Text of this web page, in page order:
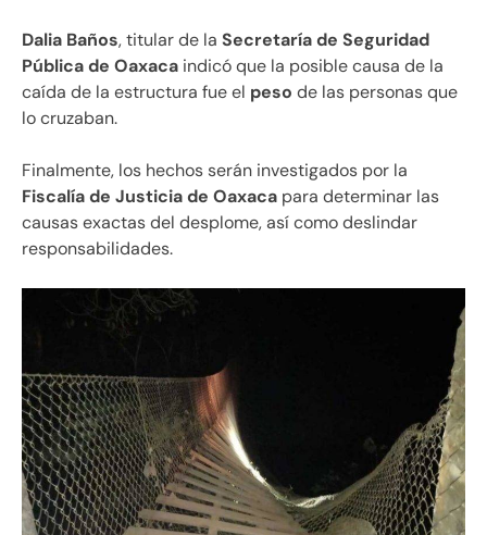
Dalia Baños, titular de la Secretaría de Seguridad
Pública de Oaxaca indicó que la posible causa de la
caída de la estructura fue el peso de las personas que
lo cruzaban.
Finalmente, los hechos serán investigados por la
Fiscalía de Justicia de Oaxaca para determinar las
causas exactas del desplome, así como deslindar
responsabilidades.